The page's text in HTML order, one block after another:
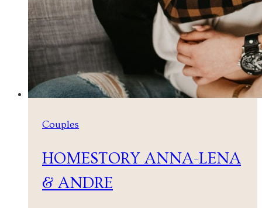
Couples
HOMESTORY ANNA-LENA
& ANDRE